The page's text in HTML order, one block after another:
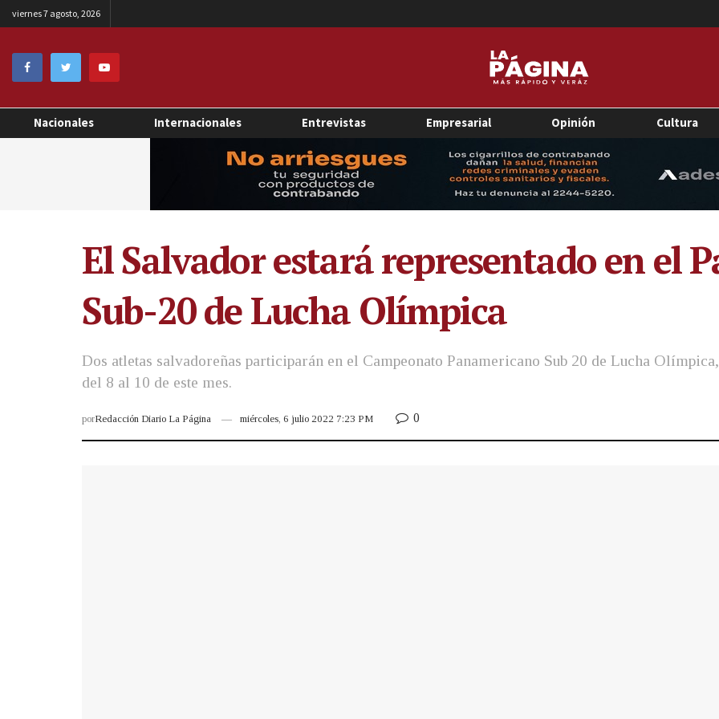
viernes 7 agosto, 2026
Nacionales Internacionales Entrevistas Empresarial Opinión Cultura
El Salvador estará representado en el
Sub-20 de Lucha Olímpica
Dos atletas salvadoreñas participarán en el Campeonato Panamericano Sub 20 de Lucha
del 8 al 10 de este mes.
porRedacción Diario La Página miércoles, 6 julio 2022 7:23 PM 0